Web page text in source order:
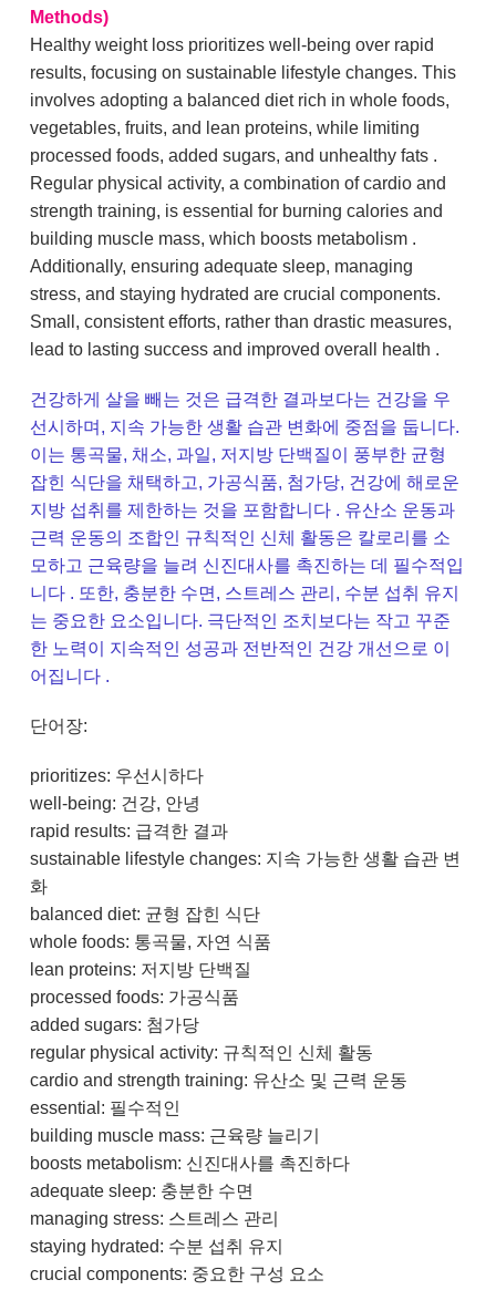
Methods)
Healthy weight loss prioritizes well-being over rapid
results, focusing on sustainable lifestyle changes. This
involves adopting a balanced diet rich in whole foods,
vegetables, fruits, and lean proteins, while limiting
processed foods, added sugars, and unhealthy fats .
Regular physical activity, a combination of cardio and
strength training, is essential for burning calories and
building muscle mass, which boosts metabolism .
Additionally, ensuring adequate sleep, managing
stress, and staying hydrated are crucial components.
Small, consistent efforts, rather than drastic measures,
lead to lasting success and improved overall health .
건강하게 살을 빼는 것은 급격한 결과보다는 건강을 우
선시하며, 지속 가능한 생활 습관 변화에 중점을 둡니다.
이는 통곡물, 채소, 과일, 저지방 단백질이 풍부한 균형
잡힌 식단을 채택하고, 가공식품, 첨가당, 건강에 해로운
지방 섭취를 제한하는 것을 포함합니다 . 유산소 운동과
근력 운동의 조합인 규칙적인 신체 활동은 칼로리를 소
모하고 근육량을 늘려 신진대사를 촉진하는 데 필수적입
니다 . 또한, 충분한 수면, 스트레스 관리, 수분 섭취 유지
는 중요한 요소입니다. 극단적인 조치보다는 작고 꾸준
한 노력이 지속적인 성공과 전반적인 건강 개선으로 이
어집니다 .
단어장:
prioritizes: 우선시하다
well-being: 건강, 안녕
rapid results: 급격한 결과
sustainable lifestyle changes: 지속 가능한 생활 습관 변
화
balanced diet: 균형 잡힌 식단
whole foods: 통곡물, 자연 식품
lean proteins: 저지방 단백질
processed foods: 가공식품
added sugars: 첨가당
regular physical activity: 규칙적인 신체 활동
cardio and strength training: 유산소 및 근력 운동
essential: 필수적인
building muscle mass: 근육량 늘리기
boosts metabolism: 신진대사를 촉진하다
adequate sleep: 충분한 수면
managing stress: 스트레스 관리
staying hydrated: 수분 섭취 유지
crucial components: 중요한 구성 요소